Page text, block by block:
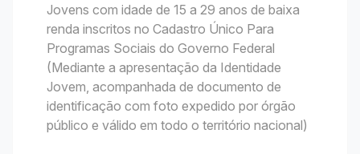
Jovens com idade de 15 a 29 anos de baixa
renda inscritos no Cadastro Único Para
Programas Sociais do Governo Federal
(Mediante a apresentação da Identidade
Jovem, acompanhada de documento de
identificação com foto expedido por órgão
público e válido em todo o território nacional)